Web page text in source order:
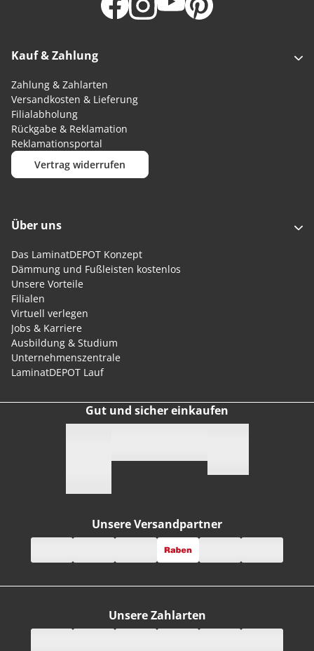
Kauf & Zahlung
Zahlung & Zahlarten
Versandkosten & Lieferung
Filialabholung
Rückgabe & Reklamation
Reklamationsportal
Vertrag widerrufen
Über uns
Das LaminatDEPOT Konzept
Dämmung und Fußleisten kostenlos
Unsere Vorteile
Filialen
Virtuell verlegen
Jobs & Karriere
Ausbildung & Studium
Unternehmenszentrale
LaminatDEPOT Lauf
Gut und sicher einkaufen
Unsere Zahlarten
Unsere Versandpartner